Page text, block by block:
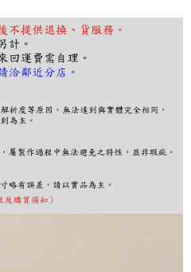
付」後，將跳轉至「AFTEE先享後付」
，即可完成結帳。
通知簡訊。
此簡訊中的連結，可透過四大超商／
款，方視為交易完成。
繳費，但若您需要取消訂單，請聯絡
訂單仍視為有效，需透過AFTEE先享
付 」之結帳頁面顯示為準，若有關於
相關疑問，請聯繫「AFTEE先享後付
support/home
上)免運費